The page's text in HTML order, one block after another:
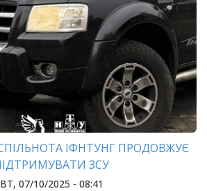
ІФНТУНГ ПРОДОВЖУЄ
ЗСУ
ВТ, 07/10/2025 - 08:41